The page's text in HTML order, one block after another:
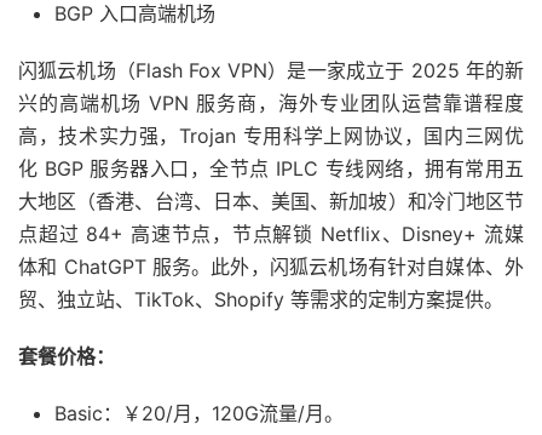
BGP 入口高端机场
闪狐云机场（Flash Fox VPN）是一家成立于 2025 年的新
兴的高端机场 VPN 服务商，海外专业团队运营靠谱程度
高，技术实力强，Trojan 专用科学上网协议，国内三网优
化 BGP 服务器入口，全节点 IPLC 专线网络，拥有常用五
大地区（香港、台湾、日本、美国、新加坡）和冷门地区节
点超过 84+ 高速节点，节点解锁 Netflix、Disney+ 流媒
体和 ChatGPT 服务。此外，闪狐云机场有针对自媒体、外
贸、独立站、TikTok、Shopify 等需求的定制方案提供。
套餐价格：
Basic：￥20/月，120G流量/月。